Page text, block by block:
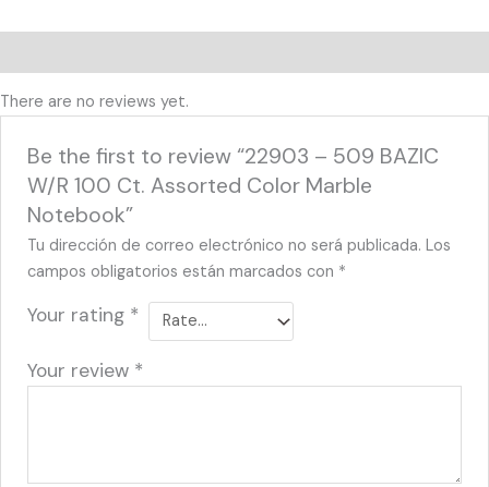
There are no reviews yet.
Be the first to review “22903 – 509 BAZIC
W/R 100 Ct. Assorted Color Marble
Notebook”
Tu dirección de correo electrónico no será publicada. Los
campos obligatorios están marcados con *
Your rating *
Your review *